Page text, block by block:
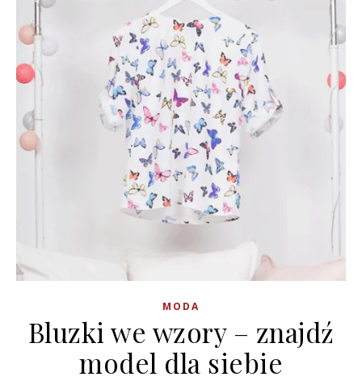
MODA
Bluzki we wzory – znajdź
model dla siebie